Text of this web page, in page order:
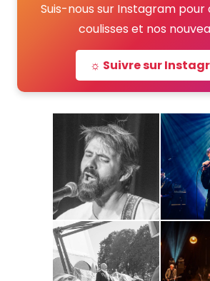
Suis-nous sur Instagram pour
coulisses et nos
☼ Suivre sur